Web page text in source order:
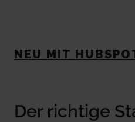
NEU MIT
Der richtige